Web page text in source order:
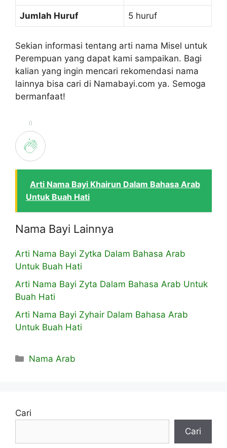
Jumlah Huruf 5 huruf
Sekian informasi tentang arti nama Misel untuk
Perempuan yang dapat kami sampaikan. Bagi
kalian yang ingin mencari rekomendasi nama
lainnya bisa cari di Namabayi.com ya. Semoga
bermanfaat!
0
Arti Nama Bayi Khairun Dalam Bahasa Arab
Untuk Buah Hati
Nama Bayi Lainnya
Arti Nama Bayi Zytka Dalam Bahasa Arab
Untuk Buah Hati
Arti Nama Bayi Zyta Dalam Bahasa Arab Untuk
Buah Hati
Arti Nama Bayi Zyhair Dalam Bahasa Arab
Untuk Buah Hati
Kategori
Nama Arab
Cari
Cari